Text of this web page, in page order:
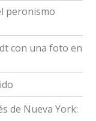
peronismo
con una foto en
de Nueva York: